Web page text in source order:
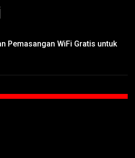
Pemasangan WiFi Gratis untuk